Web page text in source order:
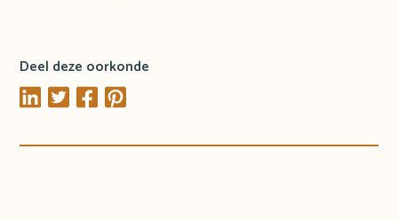
Deel deze oorkonde